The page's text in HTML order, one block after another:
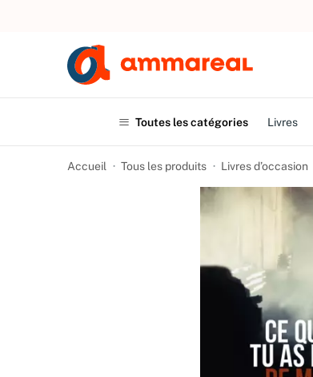
Toutes les catégories Livres
Accueil Tous les produits Livres d’occasion